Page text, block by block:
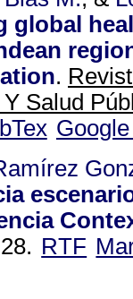
global
.
Salud
RTF